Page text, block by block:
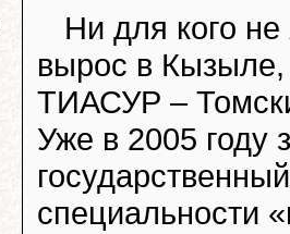
Ни для кого
вырос в
ТИАСУР –
Уже в 2005 году
специальности